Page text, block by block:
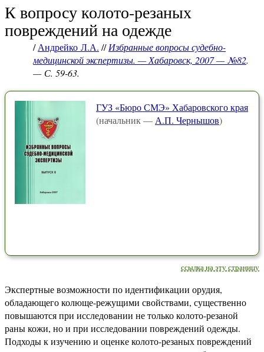
К вопросу колото-резаных
повреждений на одежде
/Андрейко Л.А. //Избранные вопросы судебно-
медицинской экспертизы. — Хабаровск, 2007 — №82.
— С. 59-63.
ГУЗ «Бюро СМЭ» Хабаровского края
(начальник — А.П. Чернышов)
ссылка на эту страницу
Экспертные возможности по идентификации орудия,
обладающего колюще-режущими свойствами, существенно
повышаются при исследовании не только колото-резаной
раны кожи, но и при исследовании повреждений одежды.
Подходы к изучению и оценке колото-резаных повреждений